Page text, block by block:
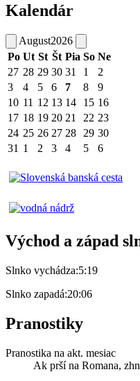
Kalendár
August2026
Po Ut St Št Pia So Ne
27 28 29 30 31 1
2
3
4 5 6 7 8
9
10 11 12 13 14 15 16
17 18 19 20 21 22 23
24 25 26 27 28 29 30
31 1 2 3 4 5 6
Východ a západ
Slnko vychádza:5:19
Slnko zapadá:20:06
Pranostiky
Pranostika na akt. mesiac
Ak prší na Romana,